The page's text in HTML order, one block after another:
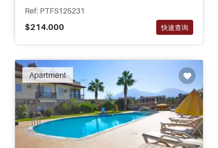
Ref: PTFS125231
$214.000
快速查询
Apartment